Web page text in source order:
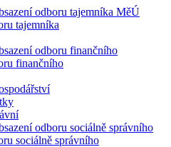
odboru tajemníka MěÚ
tajemníka
odboru finančního
finančního
odboru sociálně správního
sociálně správního